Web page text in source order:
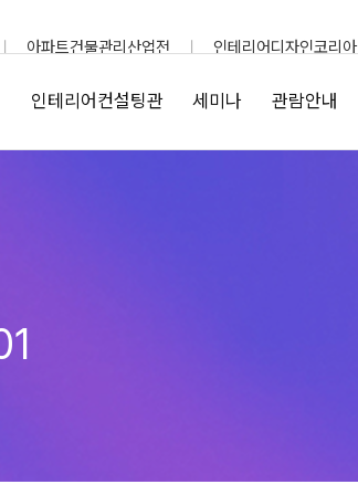
아파트건물관리산업전 인테리어디자인코리아
인테리어컨설팅관 세미나 관람안내